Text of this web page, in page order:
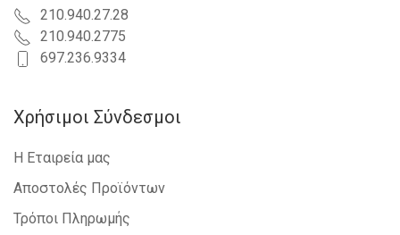
210.940.27.28
210.940.2775
697.236.9334
Χρήσιμοι Σύνδεσμοι
Η Εταιρεία μας
Αποστολές Προϊόντων
Τρόποι Πληρωμής